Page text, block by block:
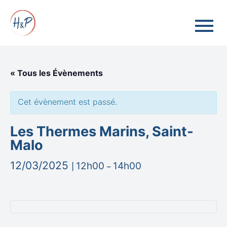
« Tous les Évènements
Cet évènement est passé.
Les Thermes Marins, Saint-
Malo
12/03/2025 12h00 – 14h00